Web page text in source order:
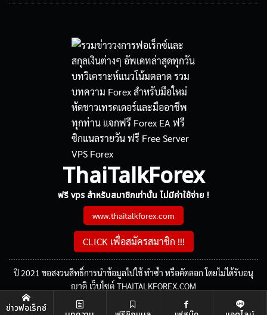
ThaiTalkForex
ฟรี vps สำหรับสมาชิกเท่านั้น ไม่มีค่าใช้จ่าย !
www.thaitalkforex.com
CLICK เพื่อสมัครสมาชิก !!!
ปี 2021 ขอสงวนสิทธิ์การนำข้อมูลไปใช้ ทำซ้ำ หรือคัดลอก โดยไม่ได้รับอนุ
ญาติ เว็บไซต์ THAITALKFOREX.COM
ข่าวฟอเร็กซ์